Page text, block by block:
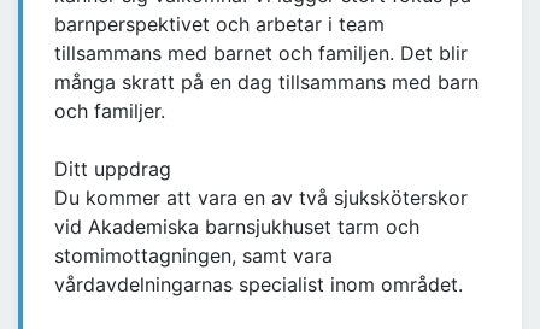
barnperspektivet och arbetar i team
tillsammans med barnet och familjen. Det blir
många skratt på en dag tillsammans med barn
och familjer.
Ditt uppdrag
Du kommer att vara en av två sjuksköterskor
vid Akademiska barnsjukhuset tarm och
stomimottagningen, samt vara
vårdavdelningarnas specialist inom området.